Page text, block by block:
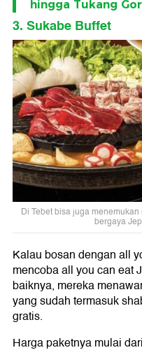
hingga Tukang
3. Sukabe Buffet
Di Tebet bisa juga
bergaya
Kalau bosan dengan all
mencoba all you can eat
baiknya, mereka
yang sudah termasuk
gratis.
Harga paketnya mulai